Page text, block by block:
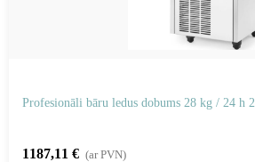
Profesionāli bāru ledus dobums 28 kg / 24 h
1187,11 € (ar PVN)